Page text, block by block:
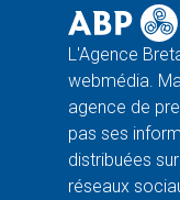
L'Agence
webmédia.
agence de
pas ses
distribuées
réseaux